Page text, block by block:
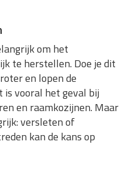
om het
te herstellen. Doe je dit
en lopen de
vooral het geval bij
en raamkozijnen. Maar
versleten of
kan de kans op